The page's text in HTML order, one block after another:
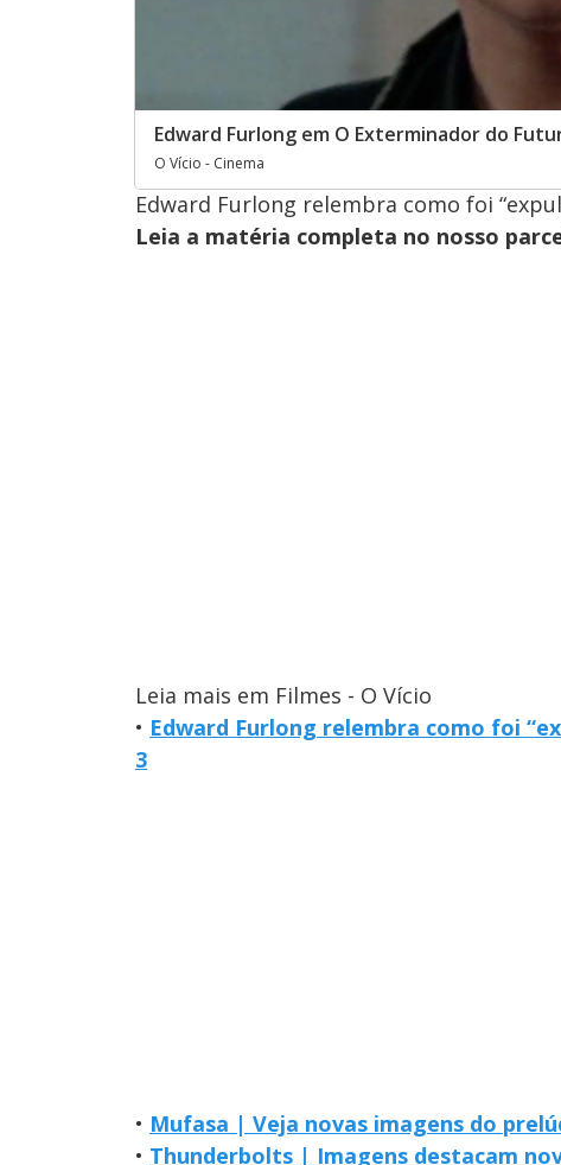
Edward Furlong em O Exterminador do
O Vício - Cinema
Edward Furlong relembra como foi
Leia a matéria completa no nosso
Leia mais em Filmes - O Vício
• Edward Furlong relembra como foi
3
• Mufasa | Veja novas imagens do
• Thunderbolts | Imagens destacam